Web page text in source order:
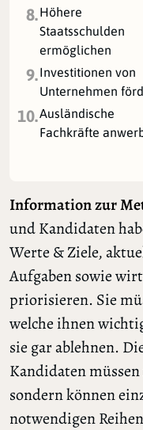
8.Höhere
Staatsschulden
ermöglichen
9.Investitionen von
Unternehmen
10.Ausländische
Fachkräfte
Information zur
und Kandidaten
Werte & Ziele,
Aufgaben sowie
priorisieren. Sie
welche ihnen
sie gar ablehnen.
Kandidaten
sondern können
notwendigen